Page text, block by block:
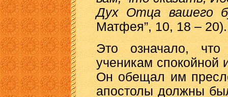
Дух Отца вашего
Матфея”, 10, 18 – 20).
Это означало,
ученикам спокойной
Он обещал им
апостолы должны